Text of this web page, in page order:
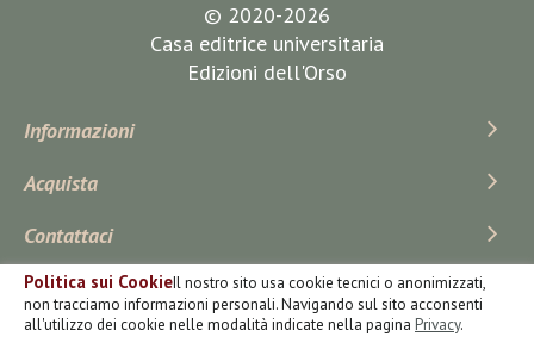
Politica sui CookieIl nostro sito usa cookie tecnici o anonimizzati,
non tracciamo informazioni personali. Navigando sul sito acconsenti
all'utilizzo dei cookie nelle modalità indicate nella pagina Privacy.
© 2020-2026
Casa editrice universitaria
Edizioni dell'Orso
Informazioni
Acquista
Contattaci
Iscriviti Alla Newsletter